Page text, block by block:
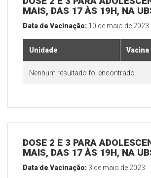
MAIS, DAS 17 ÀS 19H, NA
Data de Vacinação: 10 de maio de 2023
Unidade Vacina
Nenhum resultado foi encontrado.
DOSE 2 E 3 PARA
MAIS, DAS 17 ÀS 19H, NA
Data de Vacinação: 3 de maio de 2023